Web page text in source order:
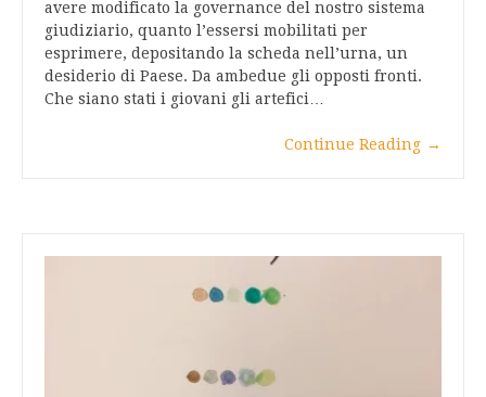
avere modificato la governance del nostro sistema
giudiziario, quanto l’essersi mobilitati per
esprimere, depositando la scheda nell’urna, un
desiderio di Paese. Da ambedue gli opposti fronti.
Che siano stati i giovani gli artefici…
Continue Reading →